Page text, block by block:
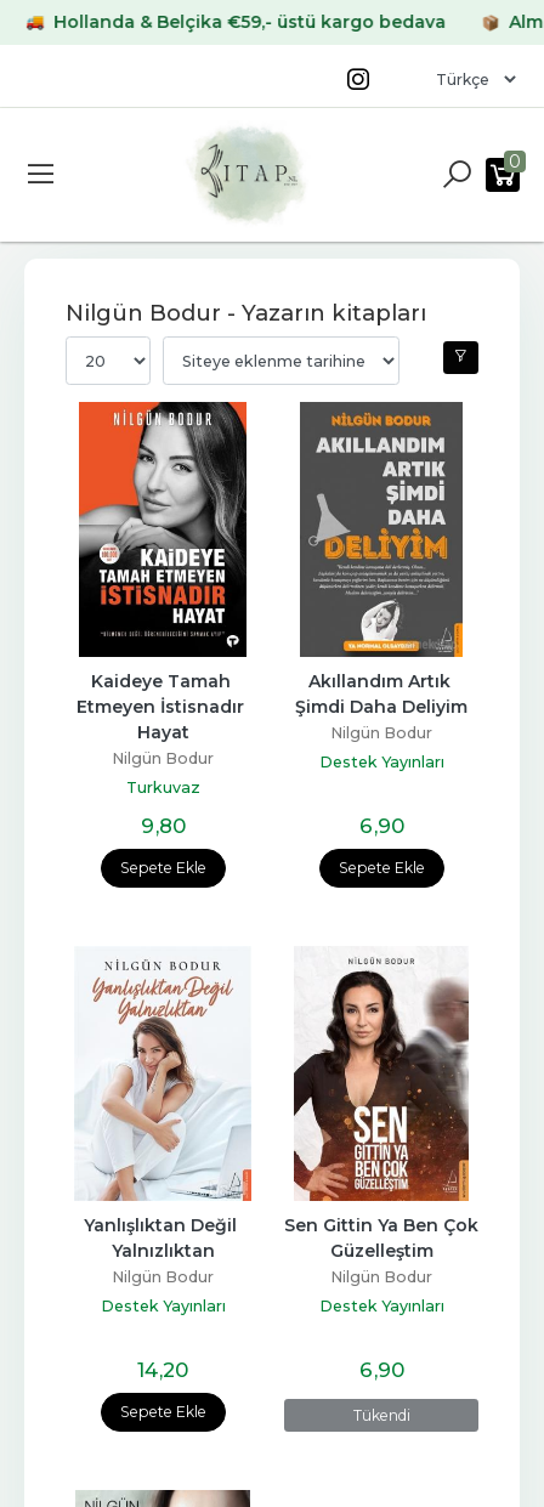
Hollanda & Belçika €59,- üstü kargo bedava
0
Nilgün Bodur - Yazarın kitapları
Sepete Ekle
Kaideye Tamah
Etmeyen İstisnadır
Hayat
Nilgün Bodur
Turkuvaz
9,80
Sepete Ekle
Akıllandım Artık
Şimdi Daha Deliyim
Nilgün Bodur
Destek Yayınları
6,90
Sepete Ekle
Yanlışlıktan Değil
Yalnızlıktan
Nilgün Bodur
Destek Yayınları
14,20
Tükendi
Sen Gittin Ya Ben Çok
Güzelleştim
Nilgün Bodur
Destek Yayınları
6,90